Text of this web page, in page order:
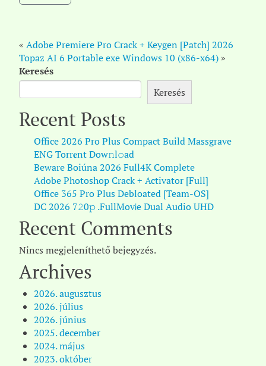
« Adobe Premiere Pro Crack + Keygen [Patch] 2026
Topaz AI 6 Portable exe Windows 10 (x86-x64) »
Keresés
Keresés
Recent Posts
Office 2026 Pro Plus Compact Build Massgrave
ENG Torr𝐞nt Dow𝚗l𝚘аd
Beware Boiúna 2026 Full4K Complete
Adobe Photoshop Crack + Activator [Full]
Office 365 Pro Plus Debloated [Team-OS]
DC 2026 7𝟸0𝚙 .FullMov𝗂e Dual Audio UHD
Recent Comments
Nincs megjeleníthető bejegyzés.
Archives
2026. augusztus
2026. július
2026. június
2025. december
2024. május
2023. október